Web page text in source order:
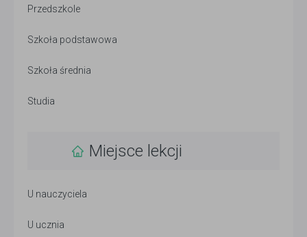
Przedszkole
Szkoła podstawowa
Szkoła średnia
Studia
Miejsce lekcji
U nauczyciela
U ucznia